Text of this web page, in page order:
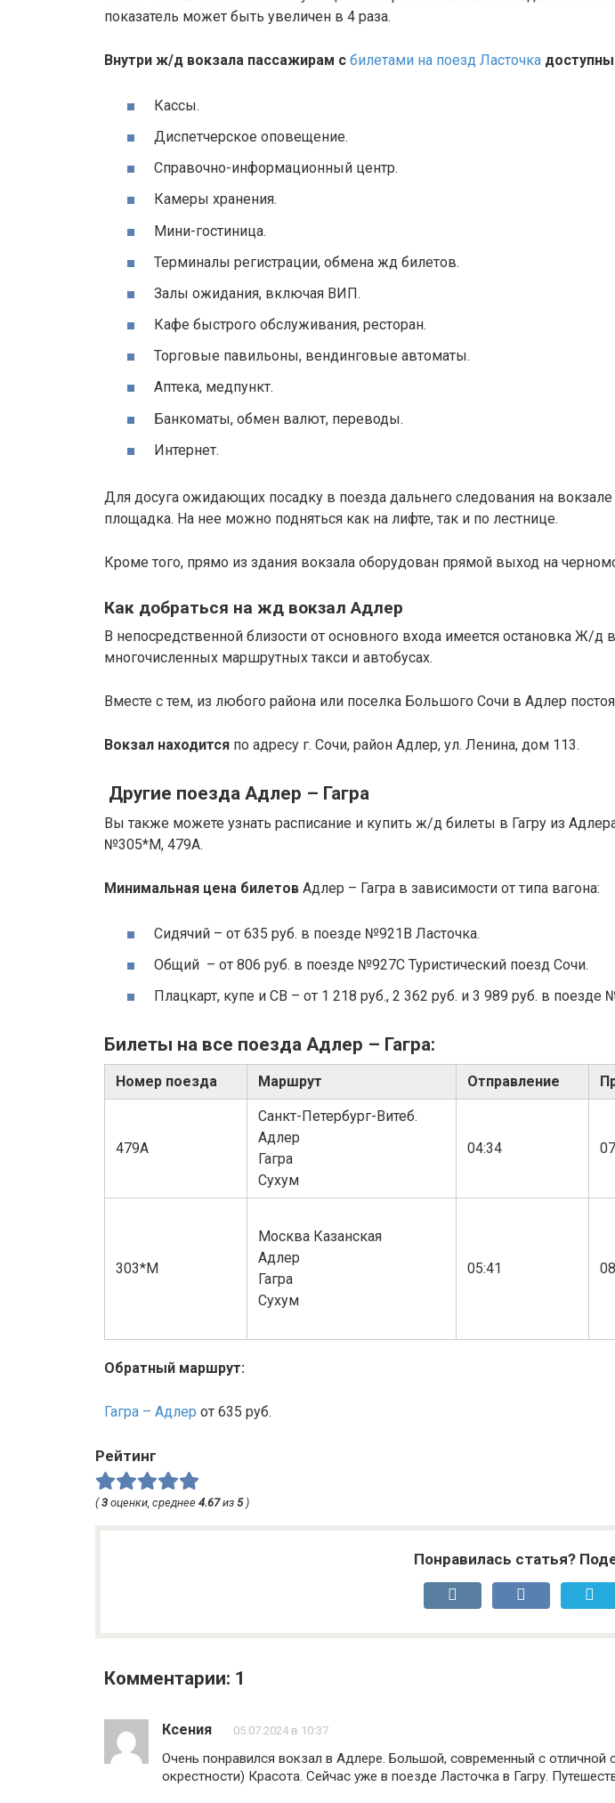
показатель может быть увеличен в 4 раза.
Внутри ж/д вокзала пассажирам с билетами на поезд Ласточка
Кассы.
Диспетчерское оповещение.
Справочно-информационный центр.
Камеры хранения.
Мини-гостиница.
Терминалы регистрации, обмена жд билетов.
Залы ожидания, включая ВИП.
Кафе быстрого обслуживания, ресторан.
Торговые павильоны, вендинговые автоматы.
Аптека, медпункт.
Банкоматы, обмен валют, переводы.
Интернет.
Для досуга ожидающих посадку в поезда дальнего следования на
площадка. На нее можно подняться как на лифте, так и по лестнице.
Кроме того, прямо из здания вокзала оборудован прямой выход на
Как добраться на жд вокзал Адлер
В непосредственной близости от основного входа имеется остановка Ж/д
многочисленных маршрутных такси и автобусах.
Вместе с тем, из любого района или поселка Большого Сочи в Адлер
Вокзал находится по адресу г. Сочи, район Адлер, ул. Ленина, дом 113.
Другие поезда Адлер – Гагра
Вы также можете узнать расписание и купить ж/д билеты в Гагру из
№305*М, 479А.
Минимальная цена билетов Адлер – Гагра в зависимости от типа вагона:
Сидячий – от 635 руб. в поезде №921В Ласточка.
Общий – от 806 руб. в поезде №927С Туристический поезд Сочи.
Плацкарт, купе и СВ – от 1 218 руб., 2 362 руб. и 3 989 руб. в
Билеты на все поезда Адлер – Гагра:
Номер поезда Маршрут Отправление
479А
Санкт-Петербург-Витеб.
Адлер
Гагра
Сухум
04:34
303*М
Москва Казанская
Адлер
Гагра
Сухум
05:41
Обратный маршрут:
Гагра – Адлер от 635 руб.
Рейтинг
(3 оценки, среднее 4.67из 5)
Понравилась статья?
Комментарии: 1
Ксения 05.07.2024 в 10:37
Очень понравился вокзал в Адлере. Большой, современный с
окрестности) Красота. Сейчас уже в поезде Ласточка в Гагру.